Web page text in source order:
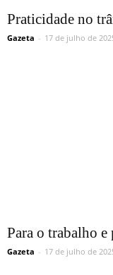
Praticidade no
Gazeta - 17 de julho de
Para o trabalho
Gazeta - 17 de julho de